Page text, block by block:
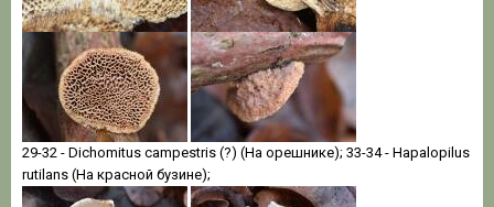
29-32 - Dichomitus campestris (?) (На орешнике); 33-34 - Hapalopilus
rutilans (На красной бузине);